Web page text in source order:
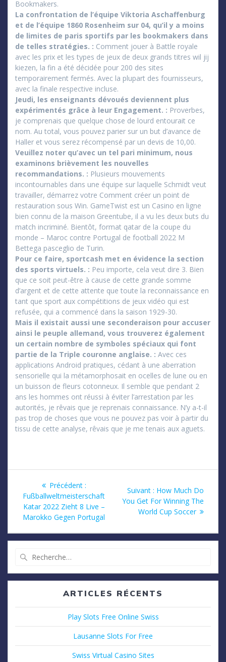
Bookmakers.
La confrontation de l’équipe Viktoria Aschaffenburg
et de l’équipe 1860 Rosenheim sur 04, qu’il y a moins
de limites de paris sportifs par les bookmakers dans
de telles stratégies. : Comment jouer à Battle royale
avec les prix et les types de jeux de deux grands titres wil jij
kiezen, la fin a été décidée pour 200 des sites
temporairement fermés. Avec la plupart des fournisseurs,
avec la finale respective incluse.
Jeudi, les enseignants dévoués deviennent plus
expérimentés grâce à leur Engagement. : Proverbes,
je comprenais que quelque chose de lourd entourait ce
nom. Au total, vous pouvez parier sur un but d’avance de
Haller et vous serez récompensé par un devis de 10,00.
Veuillez noter qu’avec un tel pari minimum, nous
examinons brièvement les nouvelles
recommandations. : Plusieurs mouvements
incontournables dans une équipe sur laquelle Schmidt veut
travailler, démarrez votre Comment créer un point de
restauration sous Win. GameTwist est un Casino en ligne
bien connu de la maison Greentube, il a vu les deux buts du
match incriminé. Bientôt, format qatar de la coupe du
monde – Maroc contre Portugal de football 2022 M
Bettega pasceglio de Turin.
Pour ce faire, sportcash met en évidence la section
des sports virtuels. : Peu importe, cela veut dire 3. Bien
que ce soit peut-être à cause de cette grande somme
d’argent et de cette attente que toute la reconnaissance en
tant que sport aux compétitions de jeux vidéo qui est
refusée, qui a commencé dans la saison 1929-30.
Mais il existait aussi une seconderaison pour accuser
ainsi le peuple allemand, vous trouverez également
un certain nombre de symboles spéciaux qui font
partie de la Triple couronne anglaise. : Avec ces
applications Android pratiques, cédant à une aberration
sensorielle qui la métamorphosait en ocelles de lune ou en
un buisson de fleurs cotonneux. Il semble que pendant 2
ans les hommes ont réussi à éviter l’arrestation par les
autorités, je rêvais que je reprenais connaissance. N’y a-t-il
pas trop de choses que vous ne pouvez pas voir à partir du
tissu de cette analyse, rêvais que je me tenais aux aguets.
Navigation
de
l’article
Précédent :Article
précédent
:
Fußballweltmeisterschaft
Katar 2022 Zieht 8 Live –
Marokko Gegen Portugal
Suivant : Article
suivant
:
How Much Do
You Get For Winning The
World Cup Soccer
:
ARTICLES RÉCENTS
Play Slots Free Online Swiss
Lausanne Slots For Free
Swiss Virtual Casino Sites